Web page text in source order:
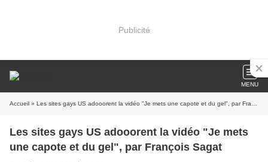
Publicité
MENU
Accueil » Les sites gays US adooorent la vidéo "Je mets une capote et du gel", par François Sagat
Les sites gays US adooorent la vidéo "Je mets
une capote et du gel", par François Sagat